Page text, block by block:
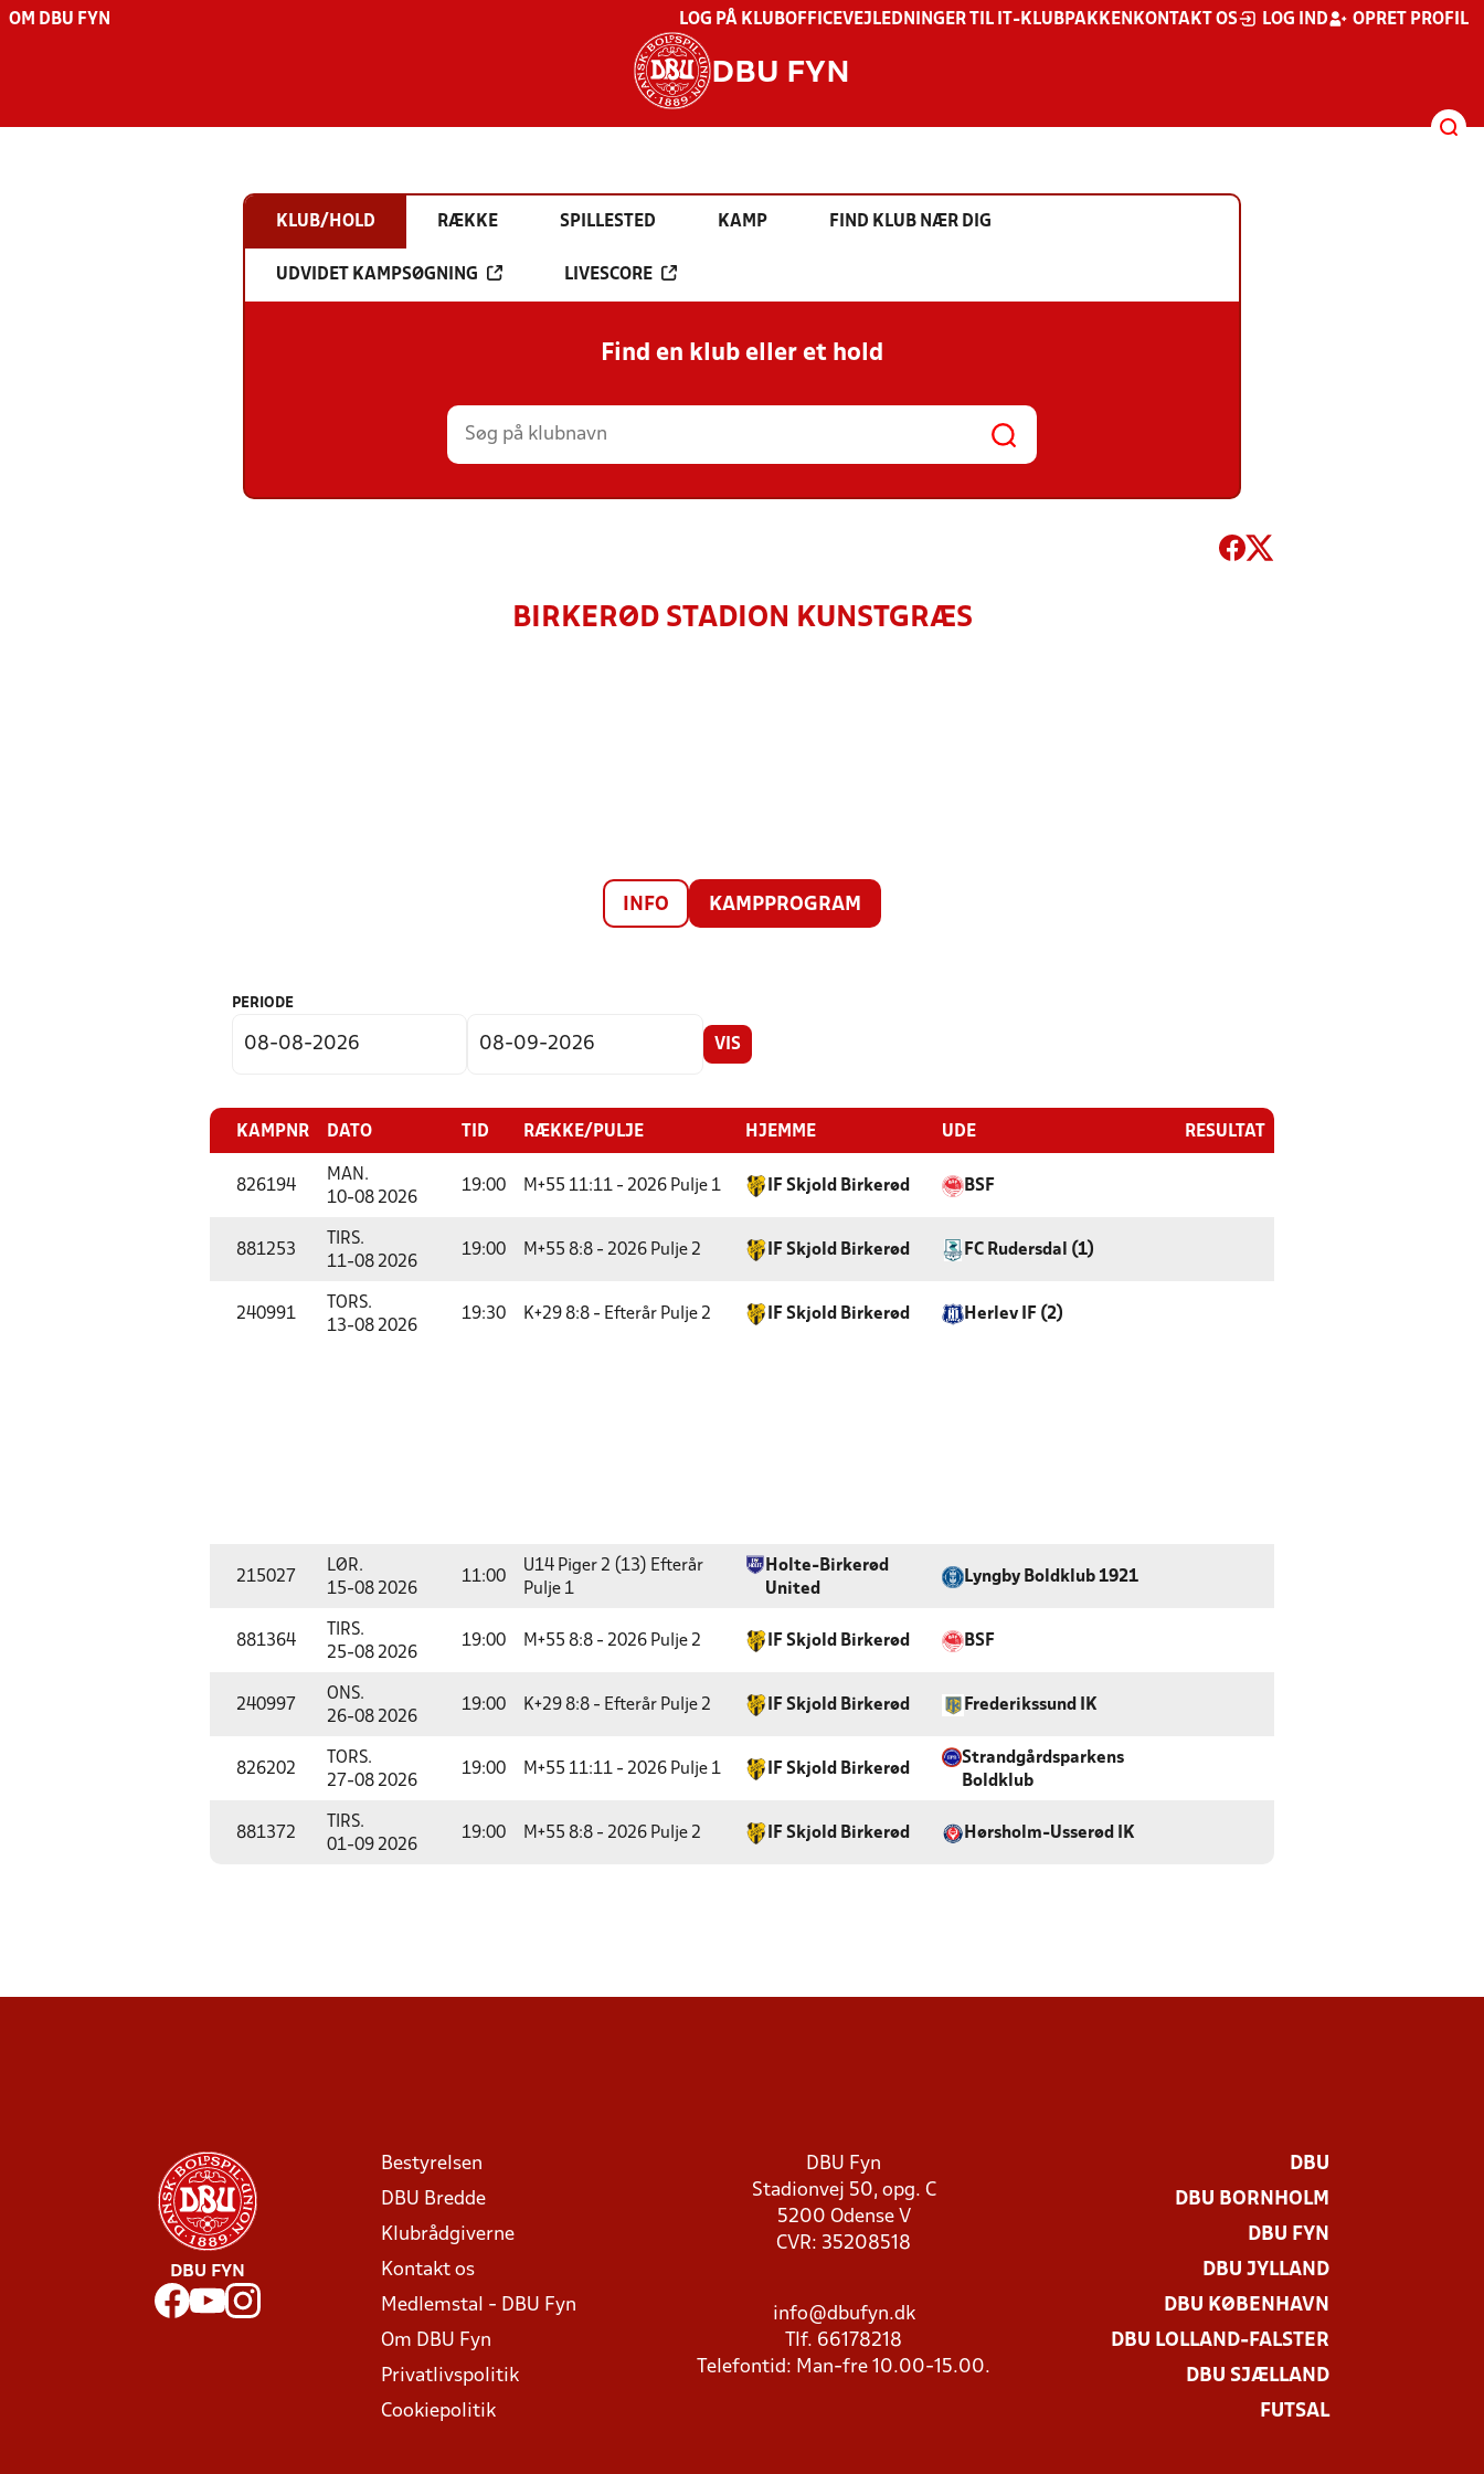
OM DBU FYN LOG PÅ KLUBOFFICEVEJLEDNINGER TIL IT-KLUBPAKKEN KONTAKT OS LOG IND OPRET PROFIL
DBU FYN
KLUB/HOLD RÆKKE SPILLESTED KAMP FIND KLUB NÆR DIG
UDVIDET KAMPSØGNING LIVESCORE
Find en klub eller et hold
BIRKERØD STADION KUNSTGRÆS
INFO KAMPPROGRAM
PERIODE
VIS
KAMPNR DATO TID RÆKKE/PULJE HJEMME UDE RESULTAT
826194
MAN.
10-08 2026
19:00 M+55 11:11 - 2026 Pulje 1 IF Skjold Birkerød BSF
881253
TIRS.
11-08 2026
19:00 M+55 8:8 - 2026 Pulje 2 IF Skjold Birkerød FC Rudersdal (1)
240991
TORS.
13-08 2026
19:30 K+29 8:8 - Efterår Pulje 2 IF Skjold Birkerød Herlev IF (2)
215027
LØR.
15-08 2026
11:00
U14 Piger 2 (13) Efterår
Pulje 1
Holte-Birkerød
United
Lyngby Boldklub 1921
881364
TIRS.
25-08 2026
19:00 M+55 8:8 - 2026 Pulje 2 IF Skjold Birkerød BSF
240997
ONS.
26-08 2026
19:00 K+29 8:8 - Efterår Pulje 2 IF Skjold Birkerød Frederikssund IK
826202
TORS.
27-08 2026
19:00 M+55 11:11 - 2026 Pulje 1 IF Skjold Birkerød
Strandgårdsparkens
Boldklub
881372
TIRS.
01-09 2026
19:00 M+55 8:8 - 2026 Pulje 2 IF Skjold Birkerød Hørsholm-Usserød IK
DBU FYN
Bestyrelsen
DBU Bredde
Klubrådgiverne
Kontakt os
Medlemstal - DBU Fyn
Om DBU Fyn
Privatlivspolitik
Cookiepolitik
DBU Fyn
Stadionvej 50, opg. C
5200 Odense V
CVR: 35208518
info@dbufyn.dk
Tlf. 66178218
Telefontid: Man-fre 10.00-15.00.
DBU
DBU BORNHOLM
DBU FYN
DBU JYLLAND
DBU KØBENHAVN
DBU LOLLAND-FALSTER
DBU SJÆLLAND
FUTSAL